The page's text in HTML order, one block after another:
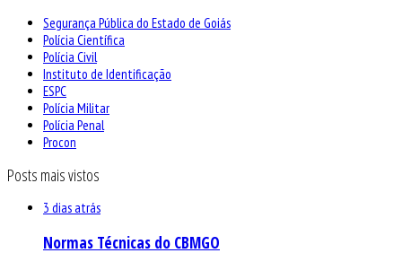
Segurança Pública do Estado de Goiás
Polícia Científica
Polícia Civil
Instituto de Identificação
ESPC
Polícia Militar
Polícia Penal
Procon
Posts mais vistos
3 dias atrás
Normas Técnicas do CBMGO